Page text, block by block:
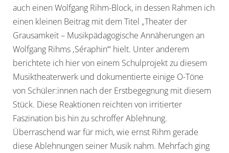
auch einen Wolfgang Rihm-Block, in dessen Rahmen ich
einen kleinen Beitrag mit dem Titel „Theater der
Grausamkeit – Musikpädagogische Annäherungen an
Wolfgang Rihms ‚Séraphin‘“ hielt. Unter anderem
berichtete ich hier von einem Schulprojekt zu diesem
Musiktheaterwerk und dokumentierte einige O-Töne
von Schüler:innen nach der Erstbegegnung mit diesem
Stück. Diese Reaktionen reichten von irritierter
Faszination bis hin zu schroffer Ablehnung.
Überraschend war für mich, wie ernst Rihm gerade
diese Ablehnungen seiner Musik nahm. Mehrfach ging